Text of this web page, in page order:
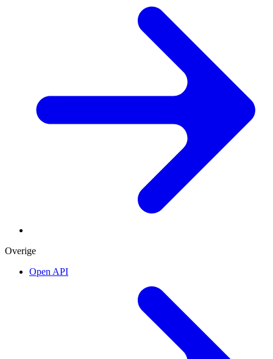
Overige
Open API